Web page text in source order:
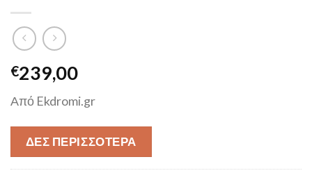
€239,00
Από Ekdromi.gr
ΔΕΣ ΠΕΡΙΣΣΟΤΕΡΑ